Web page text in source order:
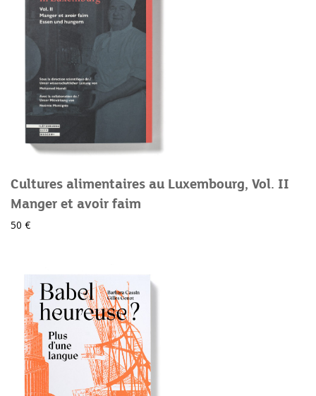
Cultures alimentaires au Luxembourg, Vol. II
Manger et avoir faim
50 €